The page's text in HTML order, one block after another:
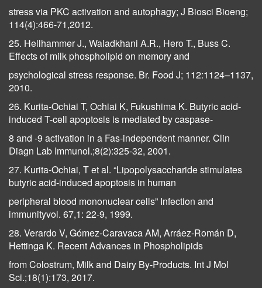
stress via PKC activation and autophagy; J Biosci Bioeng;
114(4):466-71,2012.
25. Hellhammer J., Waladkhani A.R., Hero T., Buss C.
Effects of milk phospholipid on memory and
psychological stress response. Br. Food J; 112:1124–1137,
2010.
26. Kurita-Ochiai T, Ochiai K, Fukushima K. Butyric acid-
induced T-cell apoptosis is mediated by caspase-
8 and -9 activation in a Fas-independent manner. Clin
Diagn Lab Immunol.;8(2):325-32, 2001.
27. Kurita-Ochiai, T et al. “Lipopolysaccharide stimulates
butyric acid-induced apoptosis in human
peripheral blood mononuclear cells” Infection and
immunityvol. 67,1: 22-9, 1999.
28. Verardo V, Gómez-Caravaca AM, Arráez-Román D,
Hettinga K. Recent Advances in Phospholipids
from Colostrum, Milk and Dairy By-Products. Int J Mol
Sci.;18(1):173, 2017.